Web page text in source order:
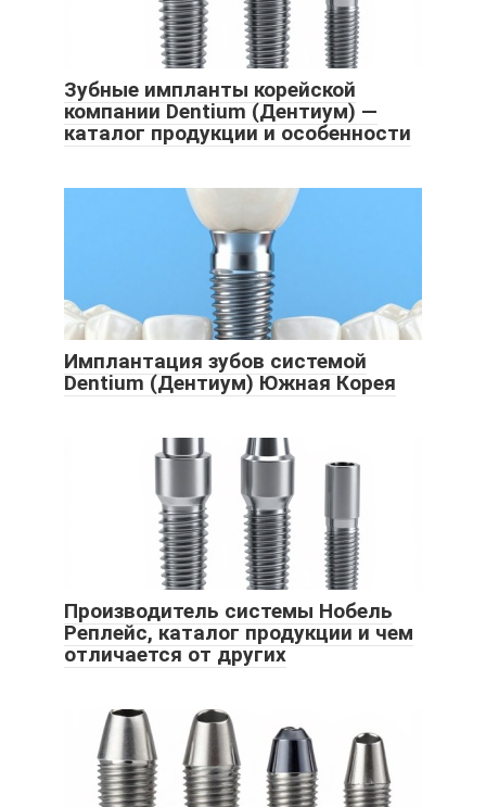
Зубные импланты корейской
компании Dentium (Дентиум) —
каталог продукции и особенности
Имплантация зубов системой
Dentium (Дентиум) Южная Корея
Производитель системы Нобель
Реплейс, каталог продукции и чем
отличается от других